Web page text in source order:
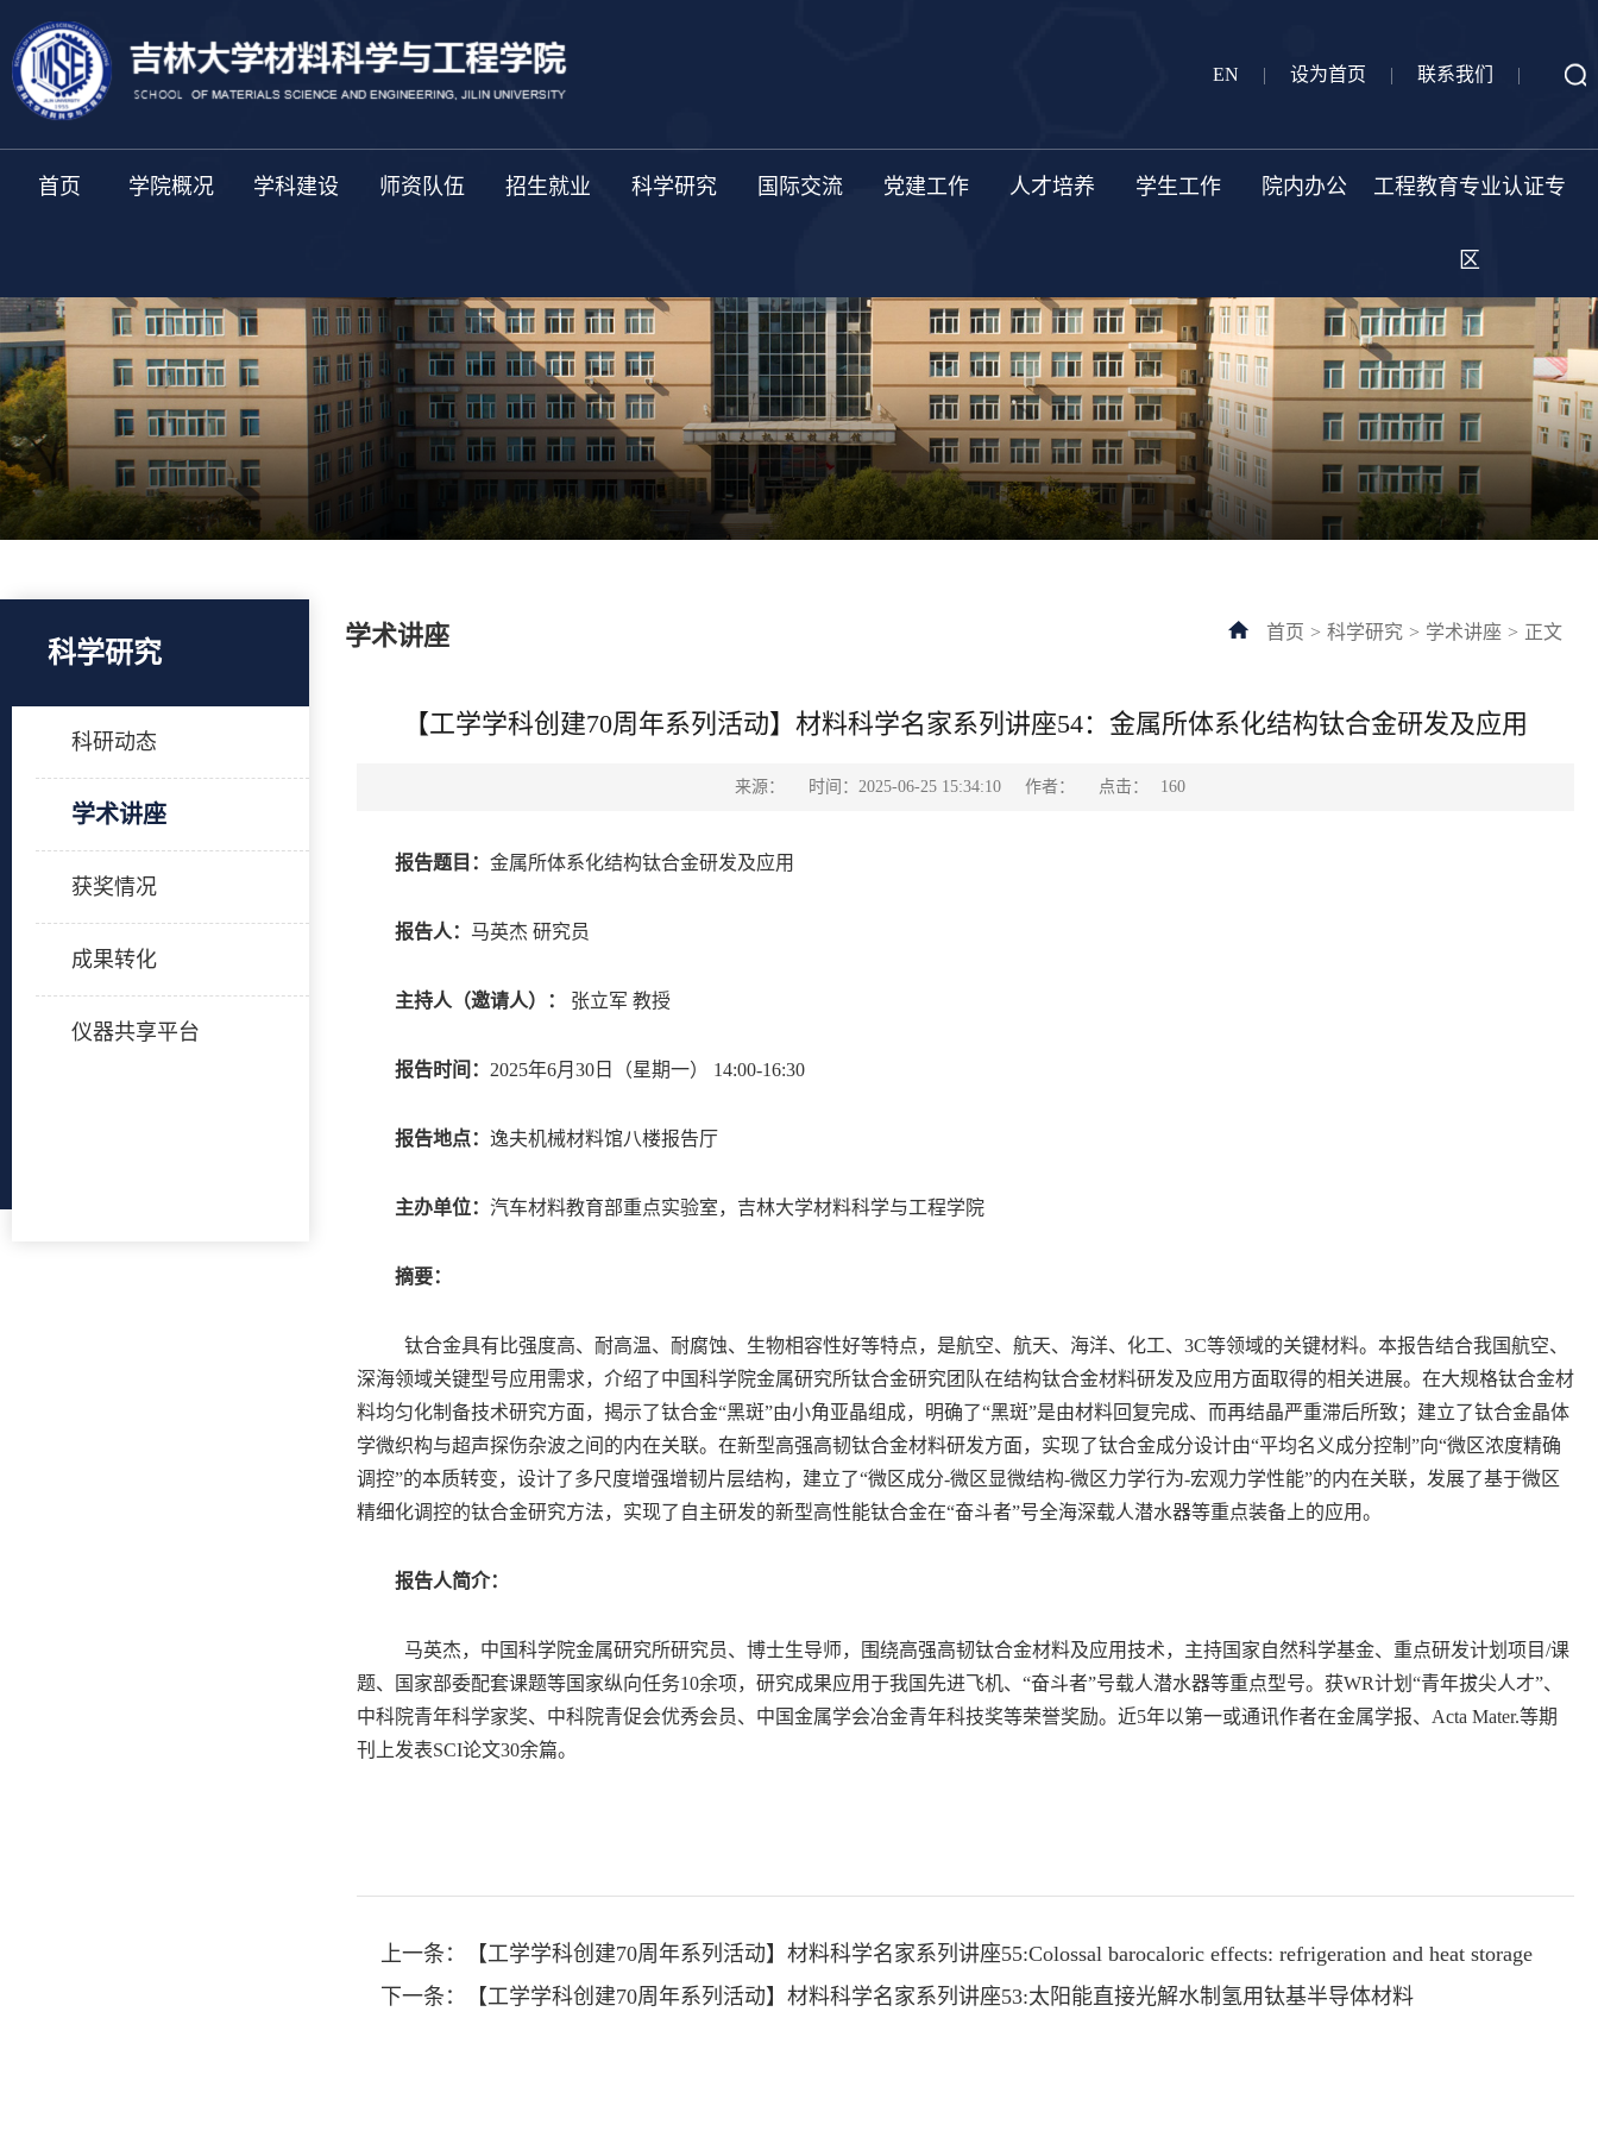
EN | 设为首页 | 联系我们 |
首页 学院概况 学科建设 师资队伍 招生就业 科学研究 国际交流 党建工作 人才培养 学生工作 院内办公 工程教育专业认证专
区
科学研究
科研动态
学术讲座
获奖情况
成果转化
仪器共享平台
学术讲座 首页 > 科学研究 > 学术讲座 > 正文
【工学学科创建70周年系列活动】材料科学名家系列讲座54：金属所体系化结构钛合金研发及应用
来源： 时间：2025-06-25 15:34:10 作者： 点击： 160
报告题目： 金属所体系化结构钛合金研发及应用
报告人： 马英杰 研究员
主持人（邀请人）： 张立军 教授
报告时间： 2025年6月30日（星期一） 14:00-16:30
报告地点： 逸夫机械材料馆八楼报告厅
主办单位： 汽车材料教育部重点实验室，吉林大学材料科学与工程学院
摘要：
钛合金具有比强度高、耐高温、耐腐蚀、生物相容性好等特点，是航空、航天、海洋、化工、3C等领域的关键材料。本报告结合我国航空、
深海领域关键型号应用需求，介绍了中国科学院金属研究所钛合金研究团队在结构钛合金材料研发及应用方面取得的相关进展。在大规格钛合金材
料均匀化制备技术研究方面，揭示了钛合金“黑斑”由小角亚晶组成，明确了“黑斑”是由材料回复完成、而再结晶严重滞后所致；建立了钛合金晶体
学微织构与超声探伤杂波之间的内在关联。在新型高强高韧钛合金材料研发方面，实现了钛合金成分设计由“平均名义成分控制”向“微区浓度精确
调控”的本质转变，设计了多尺度增强增韧片层结构，建立了“微区成分-微区显微结构-微区力学行为-宏观力学性能”的内在关联，发展了基于微区
精细化调控的钛合金研究方法，实现了自主研发的新型高性能钛合金在“奋斗者”号全海深载人潜水器等重点装备上的应用。
报告人简介：
马英杰，中国科学院金属研究所研究员、博士生导师，围绕高强高韧钛合金材料及应用技术，主持国家自然科学基金、重点研发计划项目/课
题、国家部委配套课题等国家纵向任务10余项，研究成果应用于我国先进飞机、“奋斗者”号载人潜水器等重点型号。获WR计划“青年拔尖人才”、
中科院青年科学家奖、中科院青促会优秀会员、中国金属学会冶金青年科技奖等荣誉奖励。近5年以第一或通讯作者在金属学报、Acta Mater.等期
刊上发表SCI论文30余篇。
上一条：
【工学学科创建70周年系列活动】材料科学名家系列讲座55:Colossal barocaloric effects: refrigeration and heat storage
下一条：
【工学学科创建70周年系列活动】材料科学名家系列讲座53:太阳能直接光解水制氢用钛基半导体材料